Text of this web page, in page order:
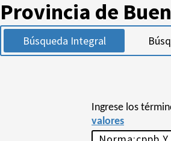
Provincia de
Búsqueda Integral
Ingrese los
valores